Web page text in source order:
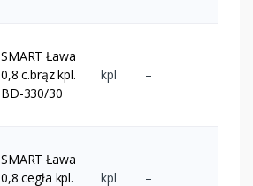
SMART Ława
0,8 c.brąz kpl.
BD-330/30
kpl –
SMART Ława
0,8 cegła kpl.
kpl –